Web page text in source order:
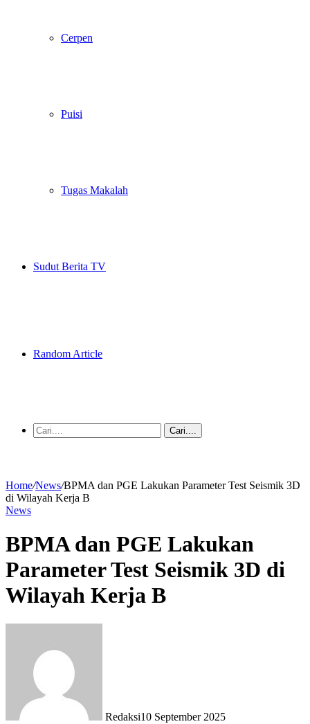
Cerpen
Puisi
Tugas Makalah
Sudut Berita TV
Random Article
Cari....
Home/News/BPMA dan PGE Lakukan Parameter Test Seismik 3D
di Wilayah Kerja B
News
BPMA dan PGE Lakukan
Parameter Test Seismik 3D di
Wilayah Kerja B
Redaksi10 September 2025